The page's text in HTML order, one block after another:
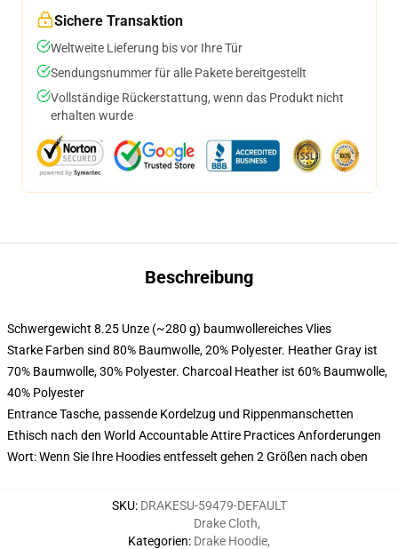
Sichere Transaktion
Weltweite Lieferung bis vor Ihre Tür
Sendungsnummer für alle Pakete bereitgestellt
Vollständige Rückerstattung, wenn das Produkt nicht
erhalten wurde
Beschreibung
Schwergewicht 8.25 Unze (~280 g) baumwollereiches Vlies
Starke Farben sind 80% Baumwolle, 20% Polyester. Heather Gray ist
70% Baumwolle, 30% Polyester. Charcoal Heather ist 60% Baumwolle,
40% Polyester
Entrance Tasche, passende Kordelzug und Rippenmanschetten
Ethisch nach den World Accountable Attire Practices Anforderungen
Wort: Wenn Sie Ihre Hoodies entfesselt gehen 2 Größen nach oben
SKU: DRAKESU-59479-DEFAULT
Kategorien:
Drake Cloth,
Drake Hoodie,